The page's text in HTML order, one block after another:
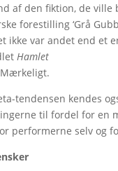
af den fiktion, de
forestilling ‘Grå
ikke var andet end et
Hamlet
tendensen kendes
til fordel for en
performerne selv og